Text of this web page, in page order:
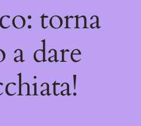
torna
a dare